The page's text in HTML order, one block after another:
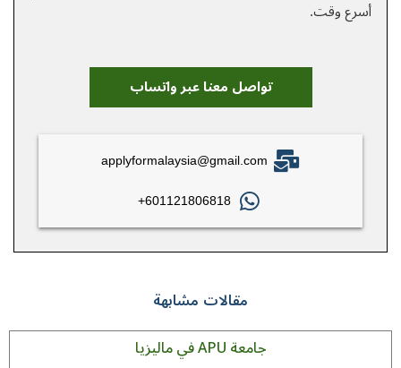
أسرع وقت.
تواصل معنا عبر واتساب
applyformalaysia@gmail.com
601121806818+
مقالات مشابهة
جامعة APU في مالیزیا